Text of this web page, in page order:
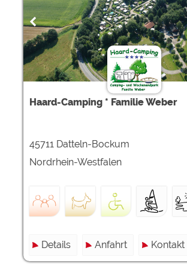
Haard-Camping * Familie Weber
45711 Datteln-Bockum
Nordrhein-Westfalen
Details Anfahrt Kontakt